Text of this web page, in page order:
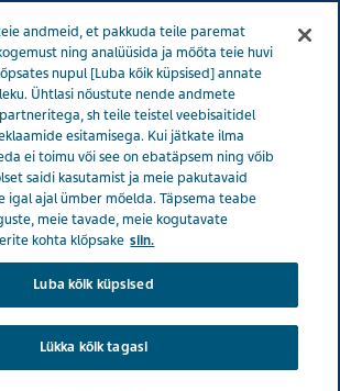
Tootekataloog
kõigist Eestis turustatavatest
andmeid, et pakkuda teile paremat
ning analüüsida ja mõõta teie huvi
nupul [Luba kõik küpsised] annate
Ühtlasi nõustute nende andmete
sh teile teistel veebisaitidel
esitamisega. Kui jätkate ilma
ei toimu või see on ebatäpsem ning võib
saidi kasutamist ja meie pakutavaid
igal ajal ümber mõelda. Täpsema teabe
meie tavade, meie kogutavate
kohta klõpsake siin.
Luba kõik küpsised
Lükka kõik tagasi